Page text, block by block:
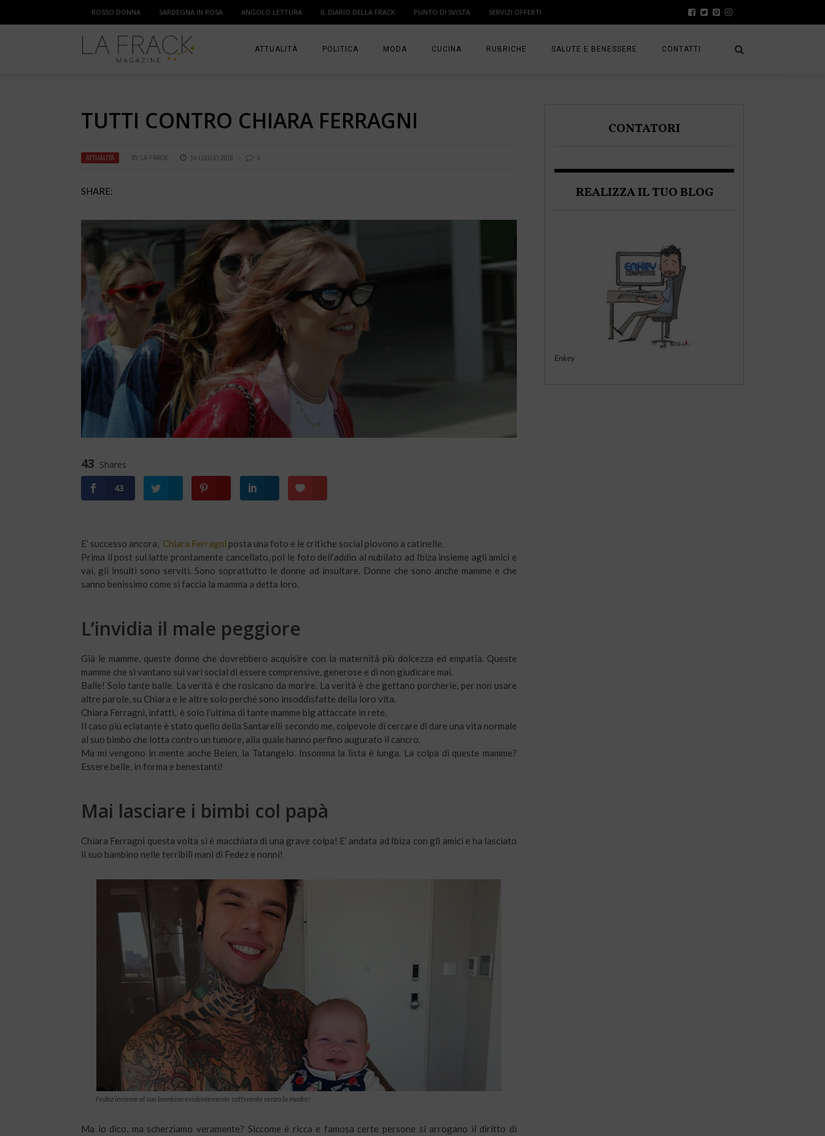
ROSSO DONNA SARDEGNA IN ROSA ANGOLO LETTURA IL DIARIO DELLA FRACK PUNTO DI SVISTA SERVIZI OFFERTI
ATTUALITÀ
MAMMA
POLITICA MODA CUCINA RUBRICHE
TI PRESENTO UNA BLOGGER
SALUTE E BENESSERE CONTATTI
TUTTI CONTRO CHIARA FERRAGNI
ATTUALITÀ BY LA FRACK 14 LUGLIO 2018 0
SHARE:
43 Shares
43
E’ successo ancora, Chiara Ferragni posta una foto e le critiche social piovono a catinelle.
Prima il post sul latte prontamente cancellato, poi le foto dell’addio al nubilato ad Ibiza insieme agli amici e
vai, gli insulti sono serviti. Sono soprattutto le donne ad insultare. Donne che sono anche mamme e che
sanno benissimo come si faccia la mamma a detta loro.
L’invidia il male peggiore
Già le mamme, queste donne che dovrebbero acquisire con la maternità più dolcezza ed empatia. Queste
mamme che si vantano sui vari social di essere comprensive, generose e di non giudicare mai.
Balle! Solo tante balle. La verità è che rosicano da morire. La verità è che gettano porcherie, per non usare
altre parole, su Chiara e le altre solo perché sono insoddisfatte della loro vita.
Chiara Ferragni, infatti, è solo l’ultima di tante mamme big attaccate in rete.
Il caso più eclatante è stato quello della Santarelli secondo me, colpevole di cercare di dare una vita normale
al suo bimbo che lotta contro un tumore, alla quale hanno perfino augurato il cancro.
Ma mi vengono in mente anche Belen, la Tatangelo. Insomma la lista è lunga. La colpa di queste mamme?
Essere belle, in forma e benestanti!
Mai lasciare i bimbi col papà
Chiara Ferragni questa volta si è macchiata di una grave colpa! E’ andata ad Ibiza con gli amici e ha lasciato
il suo bambino nelle terribili mani di Fedez e nonni!
Fedez insieme al suo bambino evidentemente sofferente senza la madre!
Ma io dico, ma scherziamo veramente? Siccome è ricca e famosa certe persone si arrogano il diritto di
CONTATORI
REALIZZA IL TUO BLOG
Enkey